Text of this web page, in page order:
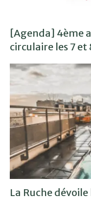
[Agenda] 4ème
circulaire les 7
La Ruche